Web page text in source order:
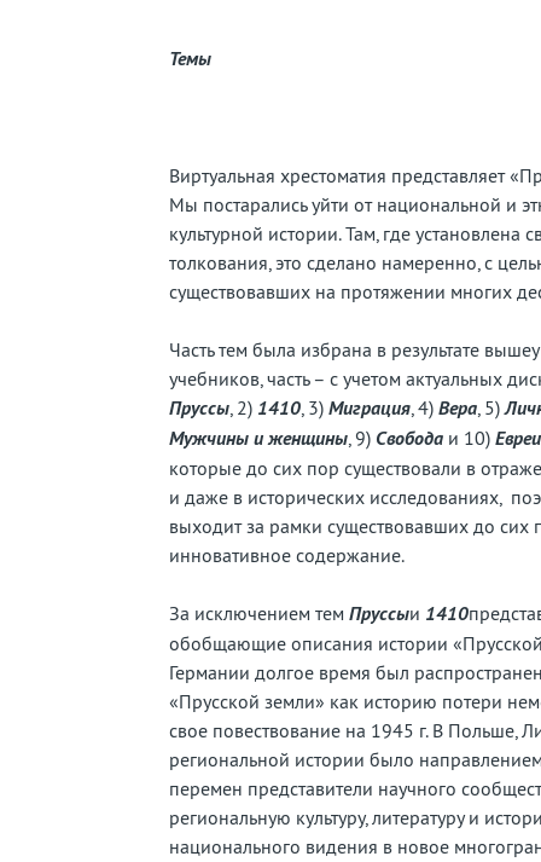
Темы
Виртуальная хрестоматия представляет
Мы постарались уйти от национальной и
культурной истории. Там, где
толкования, это сделано намеренно, с
существовавших на протяжении многих
Часть тем была избрана в результате
учебников, часть – с учетом актуальных
Пруссы, 2) 1410, 3) Миграция, 4) Вера, 5)
Мужчины и женщины, 9) Свобода и 10) Евреи
которые до сих пор существовали в
и даже в исторических исследованиях,
выходит за рамки существовавших до
инновативное содержание.
За исключением тем Пруссыи 1410
обобщающие описания истории
Германии долгое время был
«Прусской земли» как историю потери
свое повествование на 1945 г. В Польше,
региональной истории было
перемен представители научного
региональную культуру, литературу и
национального видения в новое